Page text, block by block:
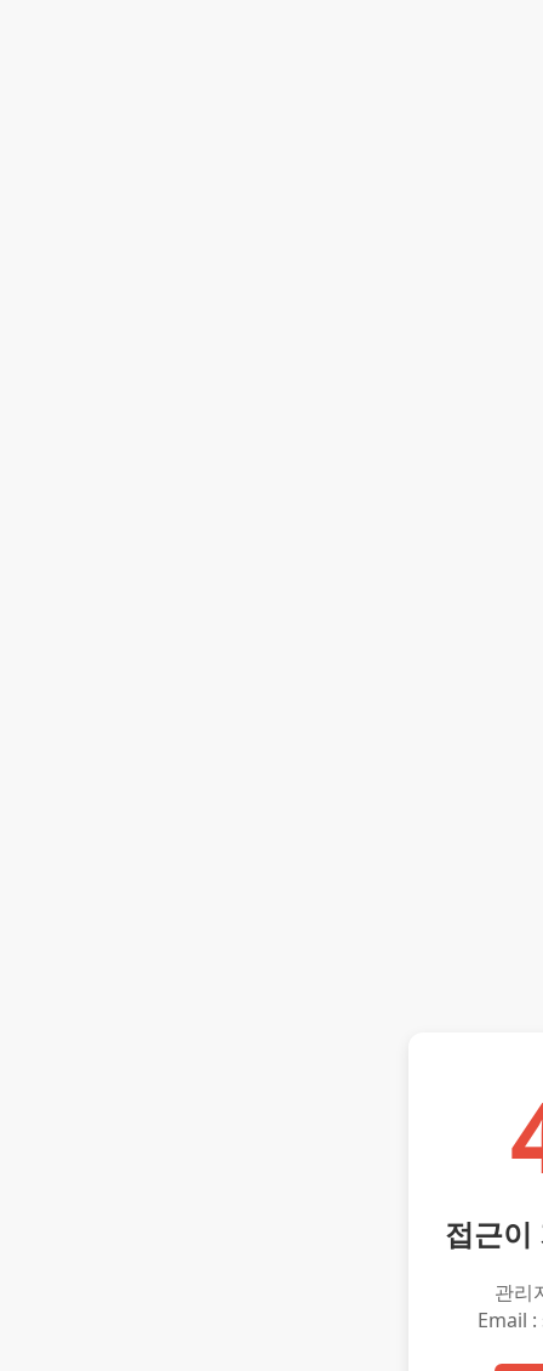
접근이
관리
Email